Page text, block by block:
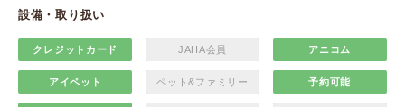
設備・取り扱い
クレジットカード JAHA会員 アニコム
アイペット ペット&ファミリー 予約可能